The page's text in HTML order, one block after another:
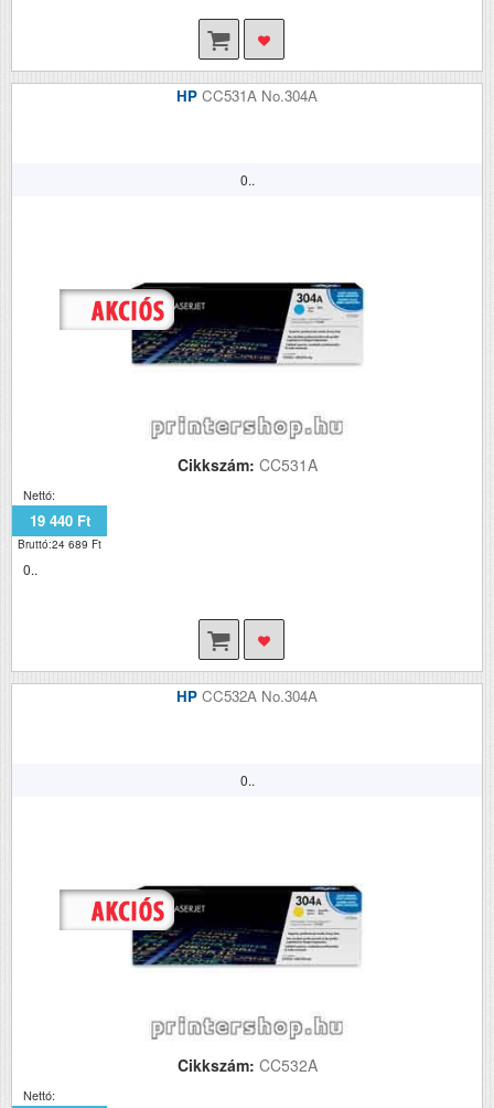
HP CC531A No.304A
0..
Cikkszám: CC531A
Nettó:
19 440 Ft
Bruttó:24 689 Ft
0..
HP CC532A No.304A
0..
Cikkszám: CC532A
Nettó: